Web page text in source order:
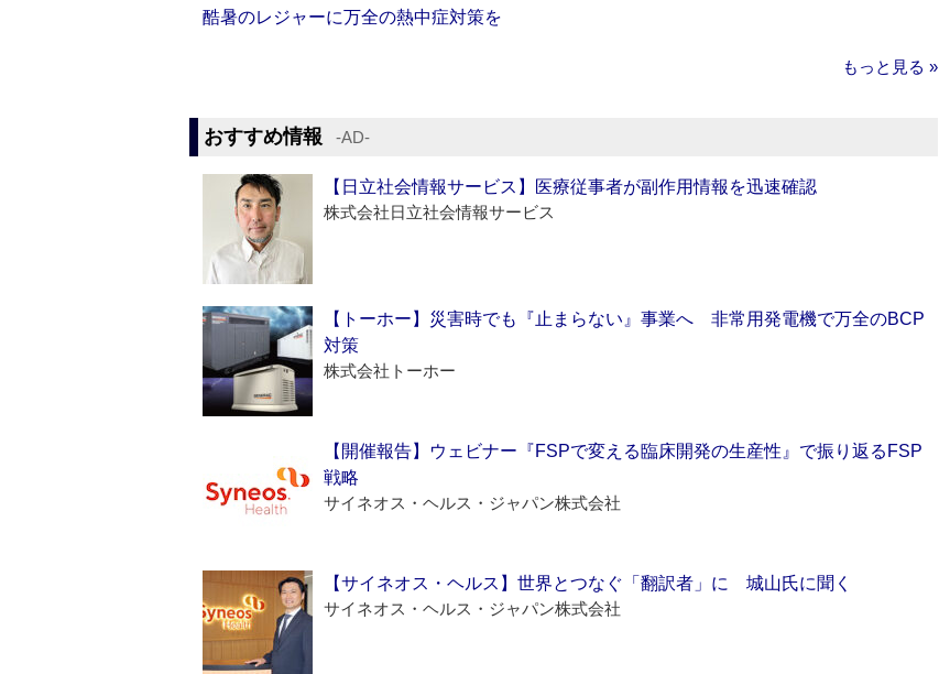
酷暑のレジャーに万全の熱中症対策を
もっと見る »
おすすめ情報 ‐AD‐
【日立社会情報サービス】医療従事者が副作用情報を迅速確認
株式会社日立社会情報サービス
【トーホー】災害時でも『止まらない』事業へ 非常用発電機で万全のBCP
対策
株式会社トーホー
【開催報告】ウェビナー『FSPで変える臨床開発の生産性』で振り返るFSP
戦略
サイネオス・ヘルス・ジャパン株式会社
【サイネオス・ヘルス】世界とつなぐ「翻訳者」に 城山氏に聞く
サイネオス・ヘルス・ジャパン株式会社